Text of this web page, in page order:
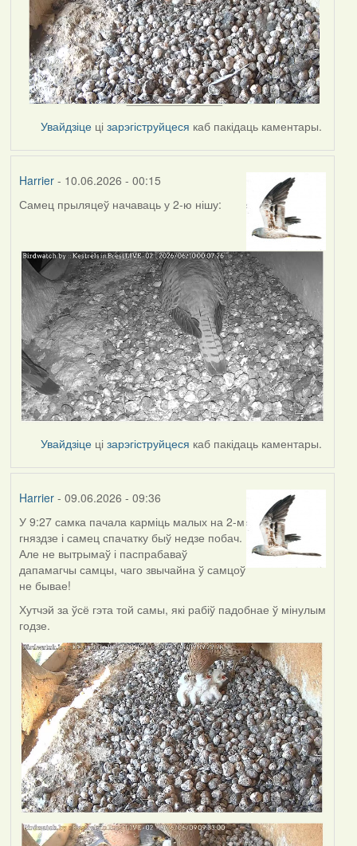
Увайдзіце цізарэгіструйцеся каб пакідаць каментары.
Harrier- 10.06.2026 - 00:15
Самец прыляцеў начаваць у 2-ю нішу:
Увайдзіце цізарэгіструйцеся каб пакідаць каментары.
Harrier- 09.06.2026 - 09:36
У 9:27 самка пачала карміць малых на 2-м
гняздзе і самец спачатку быў недзе побач.
Але не вытрымаў і паспрабаваў
дапамагчы самцы, чаго звычайна ў самцоў
не бывае!
Хутчэй за ўсё гэта той самы, які рабіў падобнае ў мінулым
годзе.